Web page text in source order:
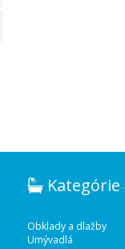
Kategórie
Obklady a dlažby
Umývadlá